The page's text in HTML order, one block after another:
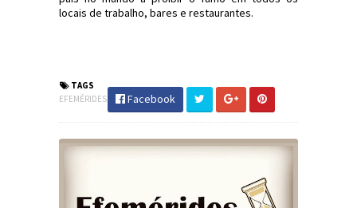
locais de trabalho, bares e restaurantes.
TAGS
EFEMÉRIDES
Facebook